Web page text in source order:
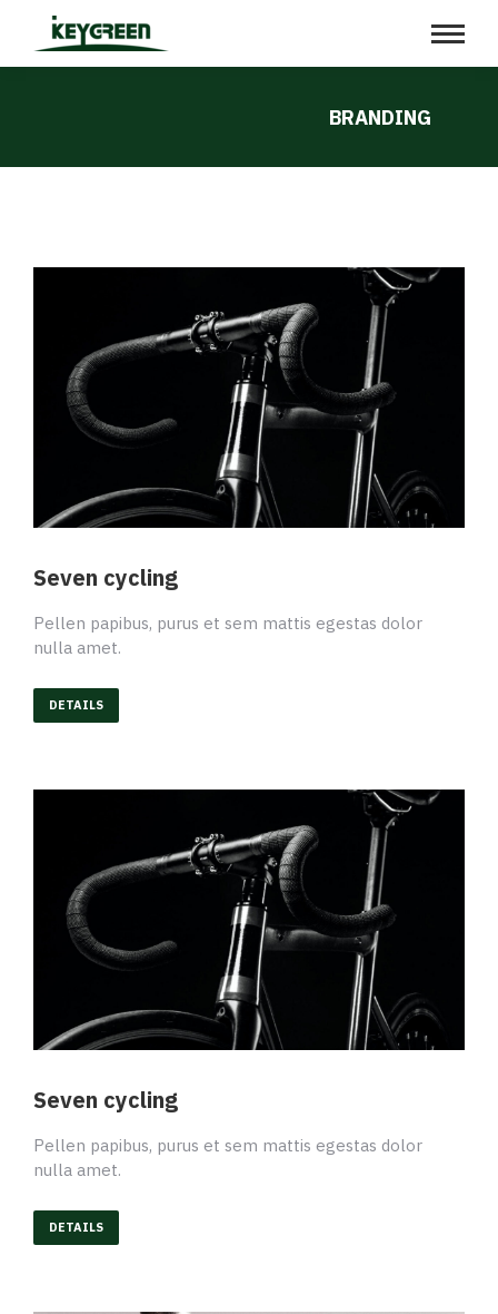
BRANDING
Seven cycling
Pellen papibus, purus et sem mattis egestas dolor
nulla amet.
DETAILS
Seven cycling
Pellen papibus, purus et sem mattis egestas dolor
nulla amet.
DETAILS